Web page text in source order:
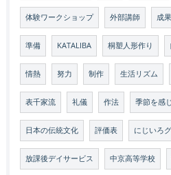
体験ワークショップ 外部講師 成果
準備 KATALIBA 桐塑人形作り
情熱 努力 制作 生活リズム
表千家流 礼儀 作法 季節を感
日本の伝統文化 評価表 にじいろ
放課後デイサービス 中京高等学校